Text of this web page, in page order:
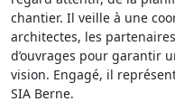
chantier. Il veille à une
architectes, les
d’ouvrages pour garantir
vision. Engagé, il
SIA Berne.